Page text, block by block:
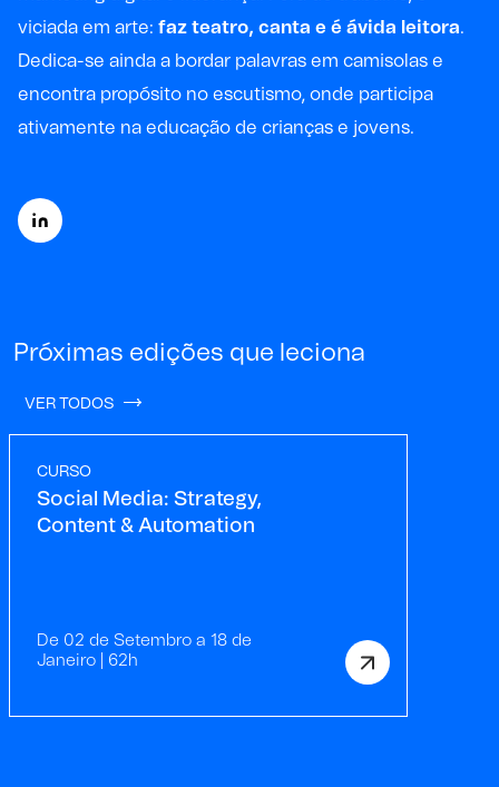
viciada em arte: faz teatro, canta e é ávida leitora.
Dedica-se ainda a bordar palavras em camisolas e
encontra propósito no escutismo, onde participa
ativamente na educação de crianças e jovens.
Próximas edições que leciona
VER TODOS
CURSO
Social Media: Strategy,
Content & Automation
De 02 de Setembro a 18 de
Janeiro | 62h